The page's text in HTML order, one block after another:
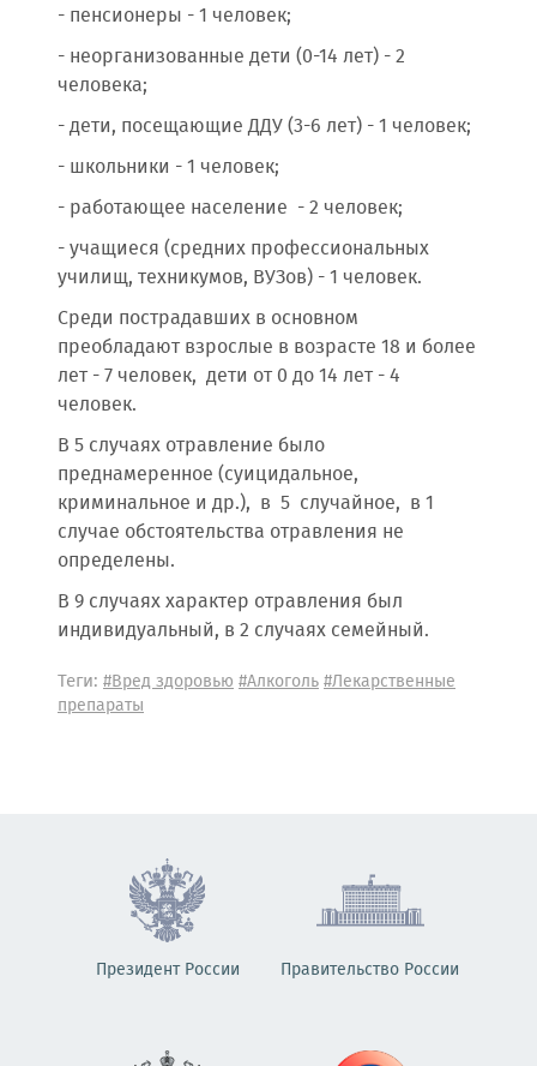
- пенсионеры - 1 человек;
- неорганизованные дети (0-14 лет) - 2
человека;
- дети, посещающие ДДУ (3-6 лет) - 1 человек;
- школьники - 1 человек;
- работающее население - 2 человек;
- учащиеся (средних профессиональных
училищ, техникумов, ВУЗов) - 1 человек.
Среди пострадавших в основном
преобладают взрослые в возрасте 18 и более
лет - 7 человек, дети от 0 до 14 лет - 4
человек.
В 5 случаях отравление было
преднамеренное (суицидальное,
криминальное и др.), в 5 случайное, в 1
случае обстоятельства отравления не
определены.
В 9 случаях характер отравления был
индивидуальный, в 2 случаях семейный.
Теги: #Вред здоровью#Алкоголь#Лекарственные
препараты
Президент России Правительство России